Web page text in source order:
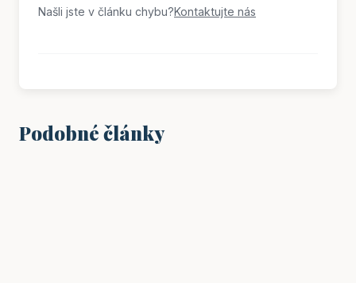
Našli jste v článku chybu?Kontaktujte nás
Podobné články